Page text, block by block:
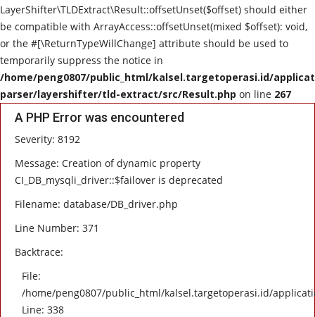
LayerShifter\TLDExtract\Result::offsetUnset($offset) should either
be compatible with ArrayAccess::offsetUnset(mixed $offset): void,
or the #[\ReturnTypeWillChange] attribute should be used to
temporarily suppress the notice in
/home/peng0807/public_html/kalsel.targetoperasi.id/
parser/layershifter/tld-extract/src/Result.php on line 267
A PHP Error was encountered
Severity: 8192
Message: Creation of dynamic property
CI_DB_mysqli_driver::$failover is deprecated
Filename: database/DB_driver.php
Line Number: 371
Backtrace:
File:
/home/peng0807/public_html/kalsel.targetoperasi.id/
Line: 338
TO CHANEL